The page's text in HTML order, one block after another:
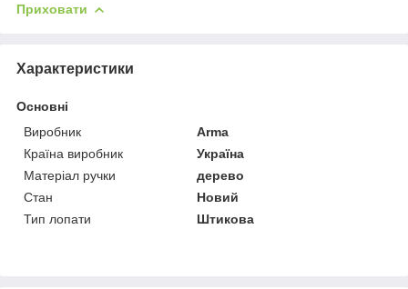
Приховати
Характеристики
Основні
Виробник
Arma
Країна виробник
Україна
Матеріал ручки
дерево
Стан
Новий
Тип лопати
Штикова